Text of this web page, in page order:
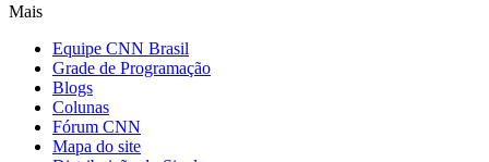
Mais
Equipe CNN Brasil
Grade de Programação
Blogs
Colunas
Fórum CNN
Mapa do site